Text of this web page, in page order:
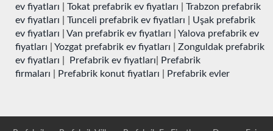
ev fiyatları
Tokat prefabrik ev fiyatları
Trabzon prefabrik
ev fiyatları
Tunceli prefabrik ev fiyatları
Uşak prefabrik
ev fiyatları
Van prefabrik ev fiyatları
Yalova prefabrik ev
fiyatları
Yozgat prefabrik ev fiyatları
Zonguldak prefabrik
ev fiyatları
Prefabrik ev fiyatları
Prefabrik
firmaları
Prefabrik konut fiyatları Prefabrik evler